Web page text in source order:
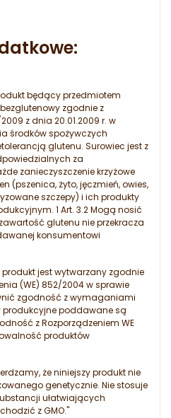
będący przedmiotem
zgodnie z
z dnia 20.01.2009 r. w
środków spożywczych
glutenu. Surowiec jest z
za
zanieczyszczenie krzyżowe
(pszenica, żyto, jęczmień, owies,
szczepy) i ich produkty
1 Art. 3.2 Mogą nosić
glutenu nie przekracza
konsumentowi
produkt jest wytwarzany zgodnie
(WE) 852/2004 w sprawie
zgodność z wymaganiami
produkcyjne poddawane są
z Rozporządzeniem WE
produktów
że niniejszy produkt nie
genetycznie. Nie stosuje
ułatwiających
z GMO."